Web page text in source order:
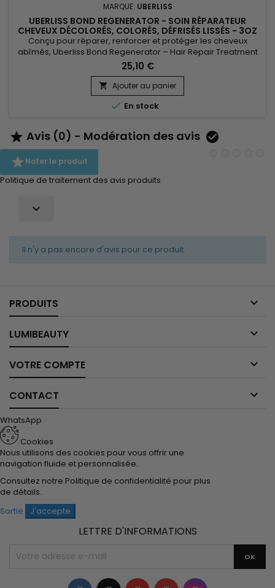
MARQUE: UBERLISS
UBERLISS BOND REGENERATOR - SOIN RÉPARATEUR
CHEVEUX DÉCOLORÉS, COLORÉS, DÉFRISÉS LISSÉS - 3OZ
Conçu pour réparer, renforcer et protéger les cheveux
abîmés, Uberliss Bond Regenerator – Hair Repair Treatment
agit au cœur de la fibre capillaire afin de restaurer les
liaisons fragilisées par les traitements chimiques, la chaleur
et les agressions extérieures. Ce soin réparateur
professionnel améliore la résistance des cheveux tout en
leur...
25,10 €
 Ajouter au panier
 En stock
 Avis (0) - Modération des avis 
Noter le produit
Politique de traitement des avis produits

Il n'y a pas encore d'avis pour ce produit.
PRODUITS 
LUMIBEAUTY 
VOTRE COMPTE 
CONTACT 
WhatsApp
Cookies
Nous utilisons des cookies pour vous offrir une
navigation fluide et personnalisée.
Consultez notre Politique de confidentialité pour plus
de détails.
Sortie
J'accepte
LETTRE D'INFORMATIONS